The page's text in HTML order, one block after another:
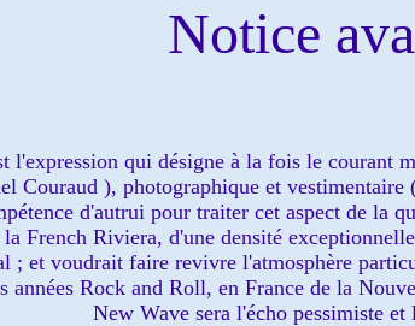
Notice
l'expression qui désigne à la fois le courant
Couraud ), photographique et vestimentaire
d'autrui pour traiter cet aspect de la
la French Riviera, d'une densité
; et voudrait faire revivre l'atmosphère
années Rock and Roll, en France de la
New Wave sera l'écho pessimiste